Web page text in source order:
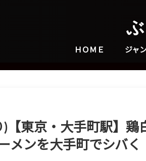
ＨＯＭＥ ジャ
)【東京・大手町駅】鶏
メンを大手町でシバく